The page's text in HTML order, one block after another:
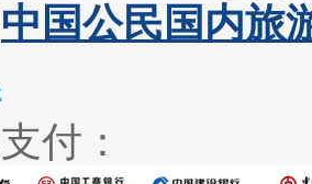
中国公民国内旅
付：